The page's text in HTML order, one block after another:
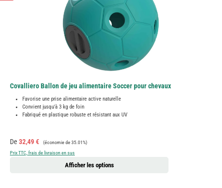
Covalliero Ballon de jeu alimentaire Soccer pour chevaux
Favorise une prise alimentaire active naturelle
Convient jusqu'à 3 kg de foin
Fabriqué en plastique robuste et résistant aux UV
Prix de vente :
De 32,49 € Prix régulier :
(économie de 35.01%)
Prix TTC, frais de livraison en sus
Afficher les options